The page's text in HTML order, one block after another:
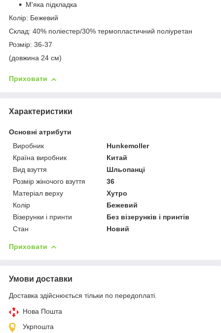
М'яка підкладка
Колір: Бежевий
Склад: 40% поліестер/30% термопластичний поліуретан
Розмір: 36-37
(довжина 24 см)
Приховати
Характеристики
Основні атрибути
Виробник
Hunkemoller
Країна виробник
Китай
Вид взуття
Шльопанці
Розмір жіночого взуття
36
Матеріал верху
Хутро
Колір
Бежевий
Візерунки і принти
Без візерунків і принтів
Стан
Новий
Приховати
Умови доставки
Доставка здійснюється тільки по передоплаті.
Нова Пошта
Укрпошта